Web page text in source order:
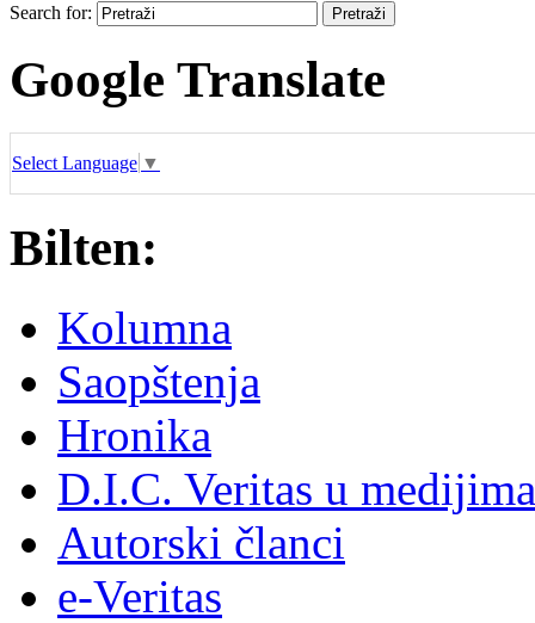
Search for:
Google Translate
Select Language ▼
Bilten:
Kolumna
Saopštenja
Hronika
D.I.C. Veritas u medijima
Autorski članci
e-Veritas